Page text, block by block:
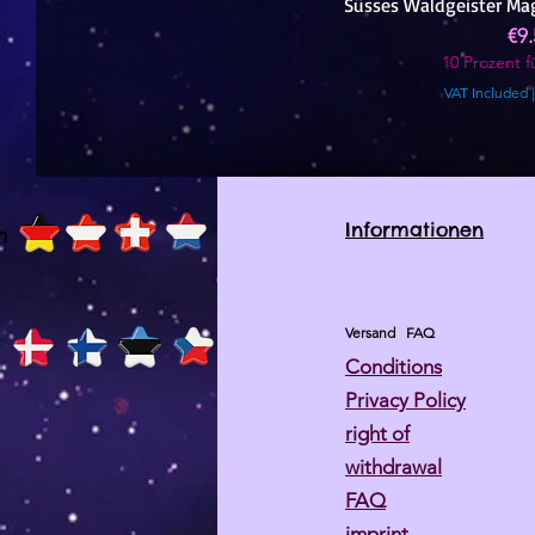
10 Prozent
VAT Included|
Informationen
Versand FAQ
Conditions
Privacy Policy
right of
withdrawal
FAQ